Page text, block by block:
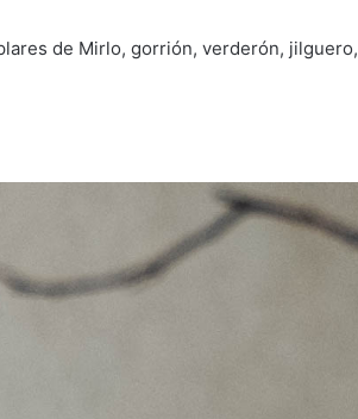
de Mirlo, gorrión, verderón, jilguero,